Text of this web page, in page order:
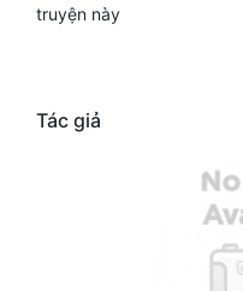
Nữ Phụ
Phương Tây
truyện này
Tác giả